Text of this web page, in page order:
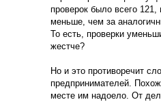
проверок было всего 121,
меньше, чем за
То есть, проверки
жестче?
Но и это противоречит
предпринимателей.
месте им надоело. От